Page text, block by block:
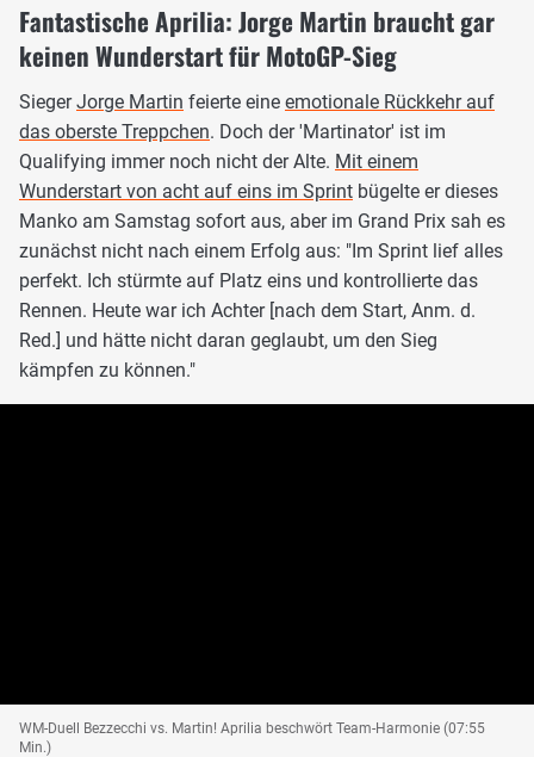
Fantastische Aprilia: Jorge Martin braucht gar
keinen Wunderstart für MotoGP-Sieg
SiegerJorge Martin feierte eine emotionale Rückkehr auf
das oberste Treppchen. Doch der 'Martinator' ist im
Qualifying immer noch nicht der Alte. Mit einem
Wunderstart von acht auf eins im Sprint bügelte er dieses
Manko am Samstag sofort aus, aber im Grand Prix sah es
zunächst nicht nach einem Erfolg aus: "Im Sprint lief alles
perfekt. Ich stürmte auf Platz eins und kontrollierte das
Rennen. Heute war ich Achter [nach dem Start, Anm. d.
Red.] und hätte nicht daran geglaubt, um den Sieg
kämpfen zu können."
WM-Duell Bezzecchi vs. Martin! Aprilia beschwört Team-Harmonie (07:55
Min.)